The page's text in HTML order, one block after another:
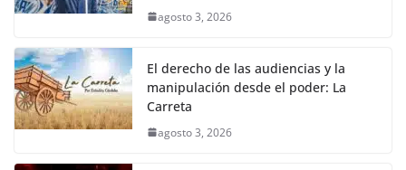
agosto 3, 2026
El derecho de las audiencias y la
manipulación desde el poder: La
Carreta
agosto 3, 2026